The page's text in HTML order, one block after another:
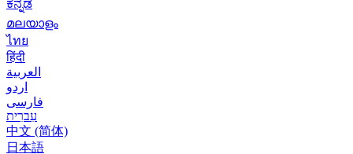
ಕನ್ನಡ
മലയാളം
ไทย
हिंदी
العربية
اردو
فارسی
עִברִית
中文 (简体)
日本語